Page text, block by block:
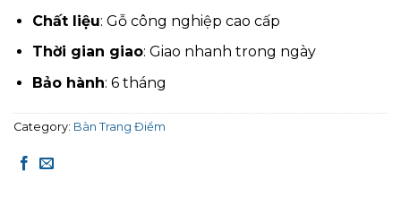
Chất liệu: Gỗ công nghiệp cao cấp
Thời gian giao: Giao nhanh trong ngày
Bảo hành: 6 tháng
Category: Bàn Trang Điểm